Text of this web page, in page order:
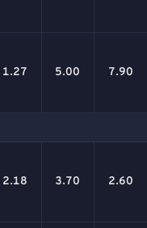
1.27 5.00 7.90
2.18 3.70 2.60